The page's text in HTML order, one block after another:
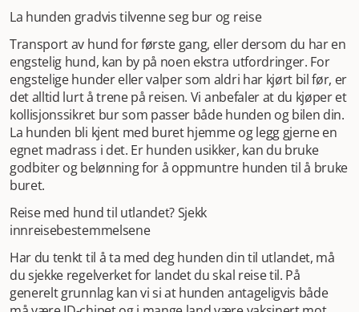
La hunden gradvis tilvenne seg bur og reise
Transport av hund for første gang, eller dersom du har en
engstelig hund, kan by på noen ekstra utfordringer. For
engstelige hunder eller valper som aldri har kjørt bil før, er
det alltid lurt å trene på reisen. Vi anbefaler at du kjøper et
kollisjonssikret bur som passer både hunden og bilen din.
La hunden bli kjent med buret hjemme og legg gjerne en
egnet madrass i det. Er hunden usikker, kan du bruke
godbiter og belønning for å oppmuntre hunden til å bruke
buret.
Reise med hund til utlandet? Sjekk
innreisebestemmelsene
Har du tenkt til å ta med deg hunden din til utlandet, må
du sjekke regelverket for landet du skal reise til. På
generelt grunnlag kan vi si at hunden antageligvis både